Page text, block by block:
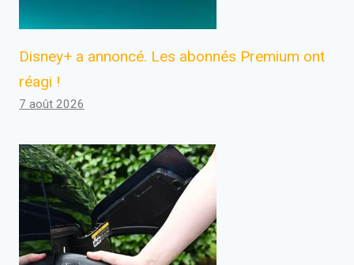
Disney+ a annoncé. Les abonnés Premium ont
réagi !
7 août 2026